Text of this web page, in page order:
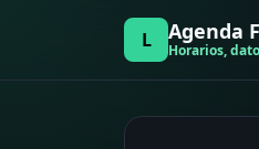
L Agenda
Horarios,